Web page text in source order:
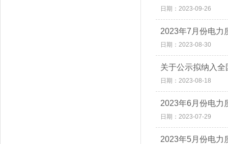
日期：2023-09-26
2023年7月份电力
日期：2023-08-30
关于公示拟纳入
日期：2023-08-18
2023年6月份电力
日期：2023-07-29
2023年5月份电力